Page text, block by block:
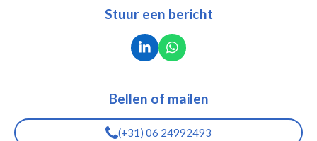
Stuur een bericht
L
i
e
d
I
W
h
s
A
p
Bellen of mailen
(+31) 06 24992493